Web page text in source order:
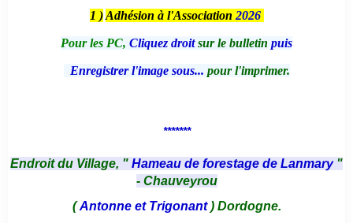
1 ) Adhésion à l'Association 2026
Pour les PC, Cliquez droitsur le bulletin puis
Enregistrer l'image sous... pour l'imprimer.
*******
Endroit du Village, " Hameau de forestage de Lanmary "
- Chauveyrou
(Antonne et Trigonant) Dordogne.